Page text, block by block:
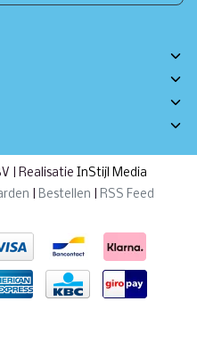
| Realisatie InStijl Media
Bestellen RSS Feed